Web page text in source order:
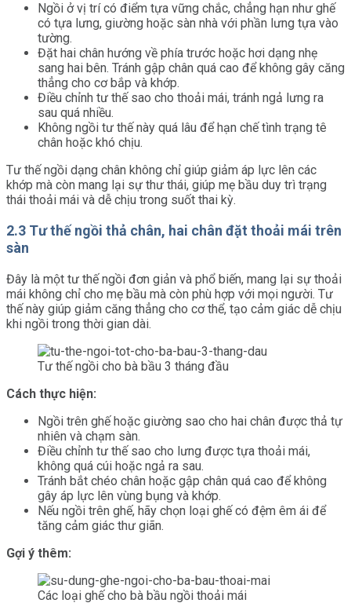
Ngồi ở vị trí có điểm tựa vững chắc, chẳng hạn như ghế
có tựa lưng, giường hoặc sàn nhà với phần lưng tựa vào
tường.
Đặt hai chân hướng về phía trước hoặc hơi dạng nhẹ
sang hai bên. Tránh gập chân quá cao để không gây căng
thẳng cho cơ bắp và khớp.
Điều chỉnh tư thế sao cho thoải mái, tránh ngả lưng ra
sau quá nhiều.
Không ngồi tư thế này quá lâu để hạn chế tình trạng tê
chân hoặc khó chịu.
Tư thế ngồi dạng chân không chỉ giúp giảm áp lực lên các
khớp mà còn mang lại sự thư thái, giúp mẹ bầu duy trì trạng
thái thoải mái và dễ chịu trong suốt thai kỳ.
2.3 Tư thế ngồi thả chân, hai chân đặt thoải mái trên
sàn
Đây là một tư thế ngồi đơn giản và phổ biến, mang lại sự thoải
mái không chỉ cho mẹ bầu mà còn phù hợp với mọi người. Tư
thế này giúp giảm căng thẳng cho cơ thể, tạo cảm giác dễ chịu
khi ngồi trong thời gian dài.
Tư thế ngồi cho bà bầu 3 tháng đầu
Cách thực hiện:
Ngồi trên ghế hoặc giường sao cho hai chân được thả tự
nhiên và chạm sàn.
Điều chỉnh tư thế sao cho lưng được tựa thoải mái,
không quá cúi hoặc ngả ra sau.
Tránh bắt chéo chân hoặc gập chân quá cao để không
gây áp lực lên vùng bụng và khớp.
Nếu ngồi trên ghế, hãy chọn loại ghế có đệm êm ái để
tăng cảm giác thư giãn.
Gợi ý thêm:
Các loại ghế cho bà bầu ngồi thoải mái